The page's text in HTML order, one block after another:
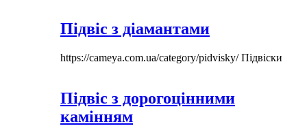
Підвіс з діамантами
https://cameya.com.ua/category/pidvisky/Підвіски
Підвіс з дорогоцінними
камінням